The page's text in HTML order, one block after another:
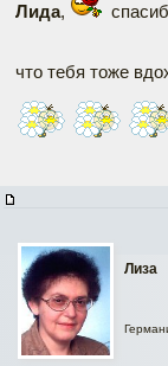
Лида,
что тебя тоже
Лиза